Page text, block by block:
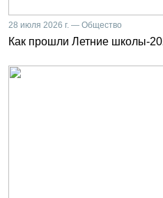
28 июля 2026 г. — Общество
Как прошли Летние школы-